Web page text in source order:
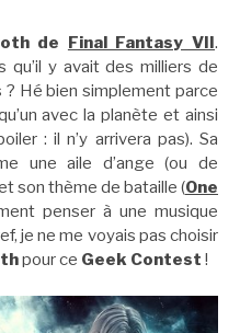
de Final Fantasy VII.
qu’il y avait des milliers de
Hé bien simplement parce
avec la planète et ainsi
: il n’y arrivera pas). Sa
une aile d’ange (ou de
son thème de bataille (One
penser à une musique
je ne me voyais pas choisir
pour ce Geek Contest !